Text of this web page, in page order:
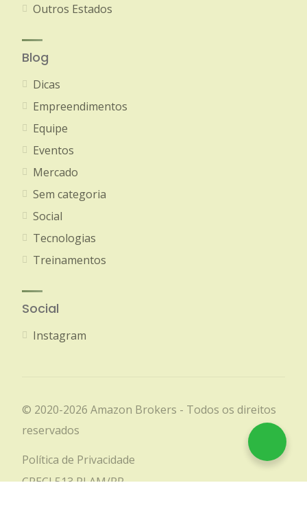
Outros Estados
Blog
Dicas
Empreendimentos
Equipe
Eventos
Mercado
Sem categoria
Social
Tecnologias
Treinamentos
Social
Instagram
© 2020-2026 Amazon Brokers - Todos os direitos
reservados
Política de Privacidade
CRECI 513 PJ AM/RR